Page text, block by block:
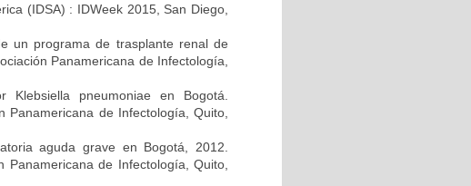
(IDSA) : IDWeek 2015, San Diego,
un programa de trasplante renal de
Panamericana de Infectología,
Klebsiella pneumoniae en Bogotá.
Panamericana de Infectología, Quito,
aguda grave en Bogotá, 2012.
Panamericana de Infectología, Quito,